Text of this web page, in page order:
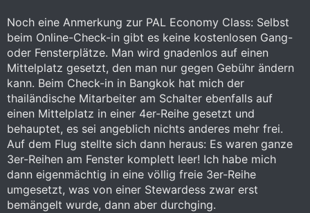
Noch eine Anmerkung zur PAL Economy Class: Selbst
beim Online-Check-in gibt es keine kostenlosen Gang-
oder Fensterplätze. Man wird gnadenlos auf einen
Mittelplatz gesetzt, den man nur gegen Gebühr ändern
kann. Beim Check-in in Bangkok hat mich der
thailändische Mitarbeiter am Schalter ebenfalls auf
einen Mittelplatz in einer 4er-Reihe gesetzt und
behauptet, es sei angeblich nichts anderes mehr frei.
Auf dem Flug stellte sich dann heraus: Es waren ganze
3er-Reihen am Fenster komplett leer! Ich habe mich
dann eigenmächtig in eine völlig freie 3er-Reihe
umgesetzt, was von einer Stewardess zwar erst
bemängelt wurde, dann aber durchging.